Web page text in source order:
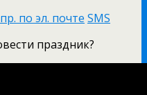
по эл. почте SMS
праздник?